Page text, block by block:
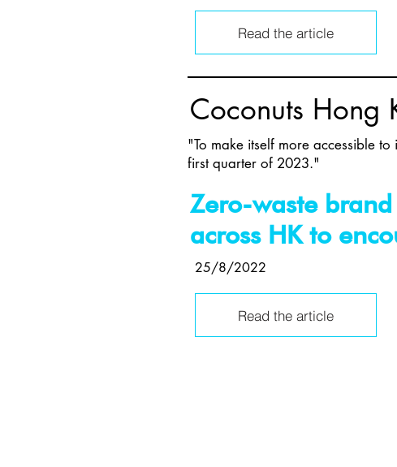
Read the article
Coconuts Hong
"To make itself more accessible
first quarter of 2023."
Zero-waste
across HK to
25/8/2022
Read the article